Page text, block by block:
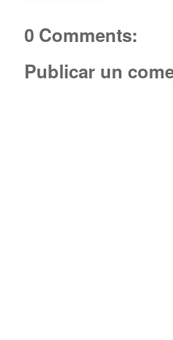
0 Comments:
Publicar un